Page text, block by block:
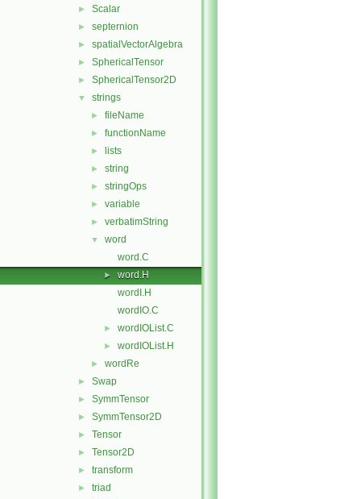
► Scalar
► septernion
► spatialVectorAlgebra
► SphericalTensor
► SphericalTensor2D
▼ strings
► fileName
► functionName
► lists
► string
► stringOps
► variable
► verbatimString
▼
word
word.C
►
word.H
wordI.H
wordIO.C
► wordIOList.C
► wordIOList.H
► wordRe
► Swap
► SymmTensor
► SymmTensor2D
► Tensor
► Tensor2D
► transform
► triad